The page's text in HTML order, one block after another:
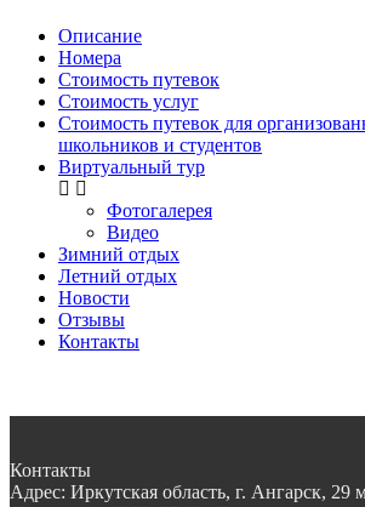
Описание
Номера
Стоимость путевок
Стоимость услуг
Стоимость путевок для
школьников и студентов
Виртуальный тур
Фотогалерея
Видео
Зимний отдых
Летний отдых
Новости
Отзывы
Контакты
Контакты
Адрес: Иркутская область, г. Ангарск, 29